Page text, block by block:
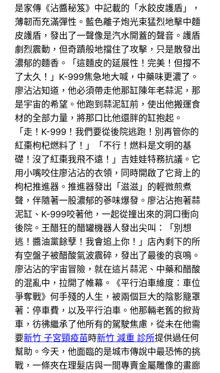
是家傳《沾醬秘笈》中記載的「水餃皮護盾」，
薄韌而充滿彈性。藍色離子炮光束猛烈地擊中麵
皮護盾，發出了一聲像是汽水開蓋的聲音。護盾
劇烈震動，但奇蹟般地擋住了攻擊，只是散發出
濃郁的麵香。「這麵皮的延展性！完美！但撐不
了太久！」K-999焦急地大喊，中藥味更濃了。
廖沾沾知道，他必須帶走他那缸陳年老蒜泥，那
是宇宙的希望。他跑到蒜泥缸前，使出他搬運食
材的全部力量，將那口比他還胖的缸抱起。
「走！K-999！我們要從後院逃跑！別再管你的
紅棗枸杞燃料了！」「不行！燃料是文明的基
礎！沒了紅棗我飛不遠！」吉娃娃特務抗議。它
用小嘴咬住廖沾沾的衣領，同時開啟了它背上的
枸杞推進器。推進器發出「滋滋」的輕微煎煮
聲，伴隨著一股濃郁的蔘味爆發。廖沾沾抱著蒜
泥缸、K-999咬著他，一起從撞出來的洞口衝向
後院。王醋狂的醋罐機器人發出尖叫：「別想
逃！醬油黨餘孽！我會追上你！」店內剩下的所
有空盤子被醋酸氣波震碎，發出了最後的哀鳴。
廖沾沾的宇宙冒險，就在這片蒜泥、中藥和醋酸
的混亂中，拉開了帷幕。《平行泊車維度：車位
爭奪戰》何手殘的人生，被兩個巨大的陰影籠罩
著：停車費，以及平行泊車。他那輛老舊的掀背
車，彷彿繼承了他所有的駕駛焦慮，從未在他需
要新竹 子宮頸疫苗時新竹 減重 診所提供過任何
幫助。今天，他面臨的是城市傳說中最恐怖的挑
戰，一條夾在理髮店與一間專賣金屬雕像的畫廊